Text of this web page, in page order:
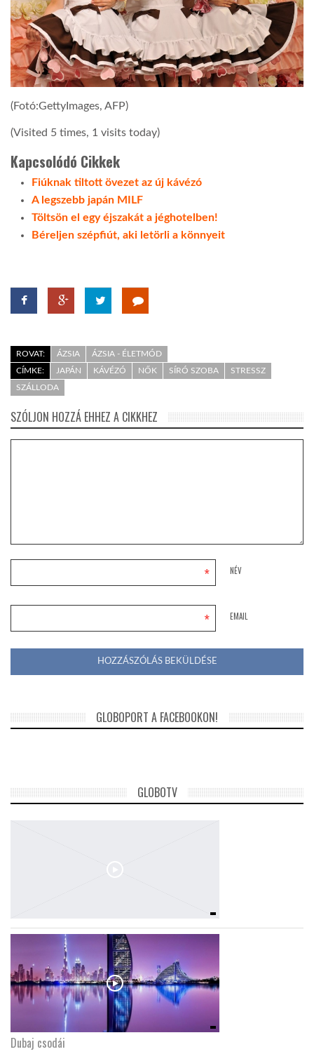
(Fotó:GettyImages, AFP)
(Visited 5 times, 1 visits today)
Kapcsolódó Cikkek
Fiúknak tiltott övezet az új kávézó
A legszebb japán MILF
Töltsön el egy éjszakát a jéghotelben!
Béreljen szépfiút, aki letörli a könnyeit
ROVAT: ÁZSIA
ÁZSIA - ÉLETMÓD
CÍMKE:
JAPÁN KÁVÉZÓ NŐK SÍRÓ SZOBA
STRESSZ
SZÁLLODA
SZÓLJON HOZZÁ EHHEZ A CIKKHEZ
NÉV
*
EMAIL
*
GLOBOPORT A FACEBOOKON!
GLOBOTV
Dubaj csodái